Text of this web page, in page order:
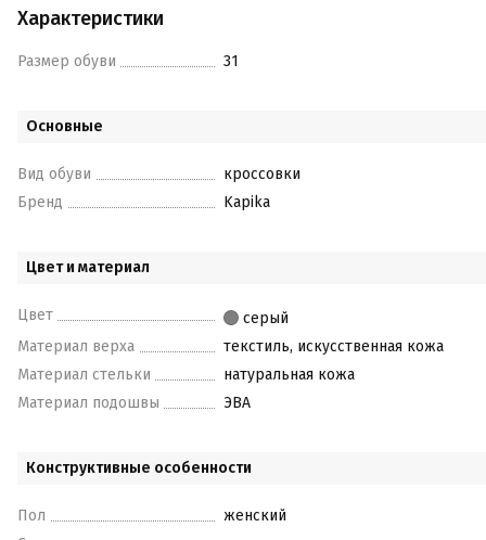
Характеристики
Размер обуви 31
Основные
Вид обуви
кроссовки
Бренд
Kapika
Цвет и материал
Цвет
серый
Материал верха
текстиль, искусственная кожа
Материал стельки
натуральная кожа
Материал подошвы
ЭВА
Конструктивные особенности
Пол
женский